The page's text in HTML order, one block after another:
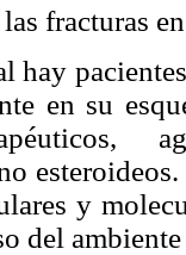
fracturas
hay
en su
y
del